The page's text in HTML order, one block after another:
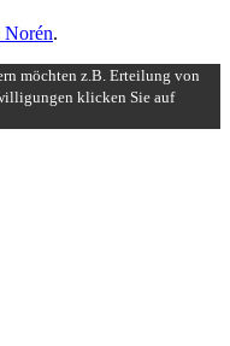
Norén.
möchten z.B. Erteilung von
klicken Sie auf